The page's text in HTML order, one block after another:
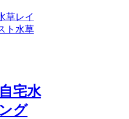
草レイ
ト 水草
宅水
グ